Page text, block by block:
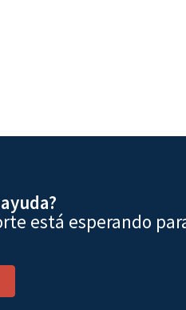
está esperando